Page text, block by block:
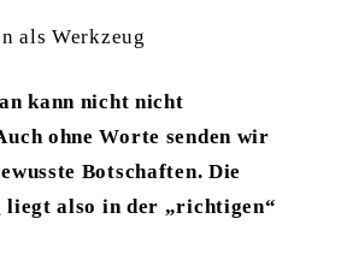
als Werkzeug
kann nicht nicht
ohne Worte senden wir
Botschaften. Die
liegt also in der „richtigen“